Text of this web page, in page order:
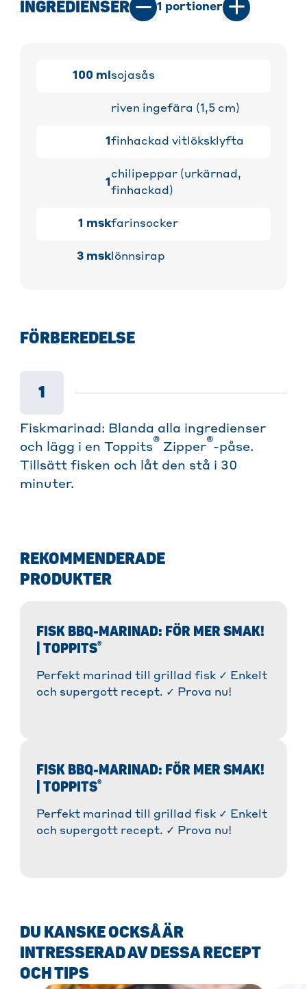
INGREDIENSER 1 portioner
100 mlsojasås
riven ingefära (1,5 cm)
1finhackad vitlöksklyfta
1
chilipeppar (urkärnad,
finhackad)
1 mskfarinsocker
3 msklönnsirap
FÖRBEREDELSE
1
Fiskmarinad: Blanda alla ingredienser
och lägg i en Toppits® Zipper®-påse.
Tillsätt fisken och låt den stå i 30
minuter.
REKOMMENDERADE
PRODUKTER
FISK BBQ-MARINAD: FÖR MER SMAK!
| TOPPITS®
Perfekt marinad till grillad fisk ✓ Enkelt
och supergott recept. ✓ Prova nu!
FISK BBQ-MARINAD: FÖR MER SMAK!
| TOPPITS®
Perfekt marinad till grillad fisk ✓ Enkelt
och supergott recept. ✓ Prova nu!
DU KANSKE OCKSÅ ÄR
INTRESSERAD AV DESSA RECEPT
OCH TIPS